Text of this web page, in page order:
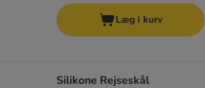
Læg i kurv
Silikone Rejseskål